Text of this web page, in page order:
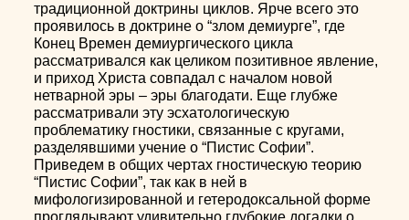
традиционной доктрины циклов. Ярче всего это
проявилось в доктрине о “злом демиурге”, где
Конец Времен демиургического цикла
рассматривался как целиком позитивное явление,
и приход Христа совпадал с началом новой
нетварной эры – эры благодати. Еще глубже
рассматривали эту эсхатологическую
проблематику гностики, связанные с кругами,
разделявшими учение о “Пистис Софии”.
Приведем в общих чертах гностическую теорию
“Пистис Софии”, так как в ней в
мифологизированной и гетеродоксальной форме
проглядывают удивительно глубокие догадки о